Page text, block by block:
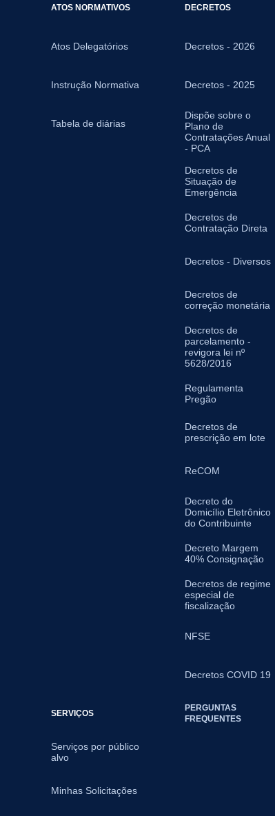
ATOS NORMATIVOS
Atos Delegatórios
Instrução Normativa
Tabela de diárias
DECRETOS
Decretos - 2026
Decretos - 2025
Dispõe sobre o
Plano de
Contratações Anual
- PCA
Decretos de
Situação de
Emergência
Decretos de
Contratação Direta
Decretos - Diversos
Decretos de
correção monetária
Decretos de
parcelamento -
revigora lei nº
5628/2016
Regulamenta
Pregão
Decretos de
prescrição em lote
ReCOM
Decreto do
Domicílio Eletrônico
do Contribuinte
Decreto Margem
40% Consignação
Decretos de regime
especial de
fiscalização
NFSE
Decretos COVID 19
SERVIÇOS
Serviços por público
alvo
Minhas Solicitações
PERGUNTAS
FREQUENTES